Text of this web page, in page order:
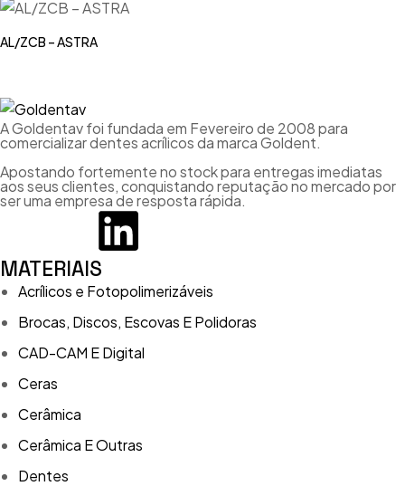
AL/ZCB – ASTRA
A Goldentav foi fundada em Fevereiro de 2008 para
comercializar dentes acrílicos da marca Goldent.
Apostando fortemente no stock para entregas imediatas
aos seus clientes, conquistando reputação no mercado por
ser uma empresa de resposta rápida.
MATERIAIS
Acrílicos e Fotopolimerizáveis
Brocas, Discos, Escovas E Polidoras
CAD-CAM E Digital
Ceras
Cerâmica
Cerâmica E Outras
Dentes